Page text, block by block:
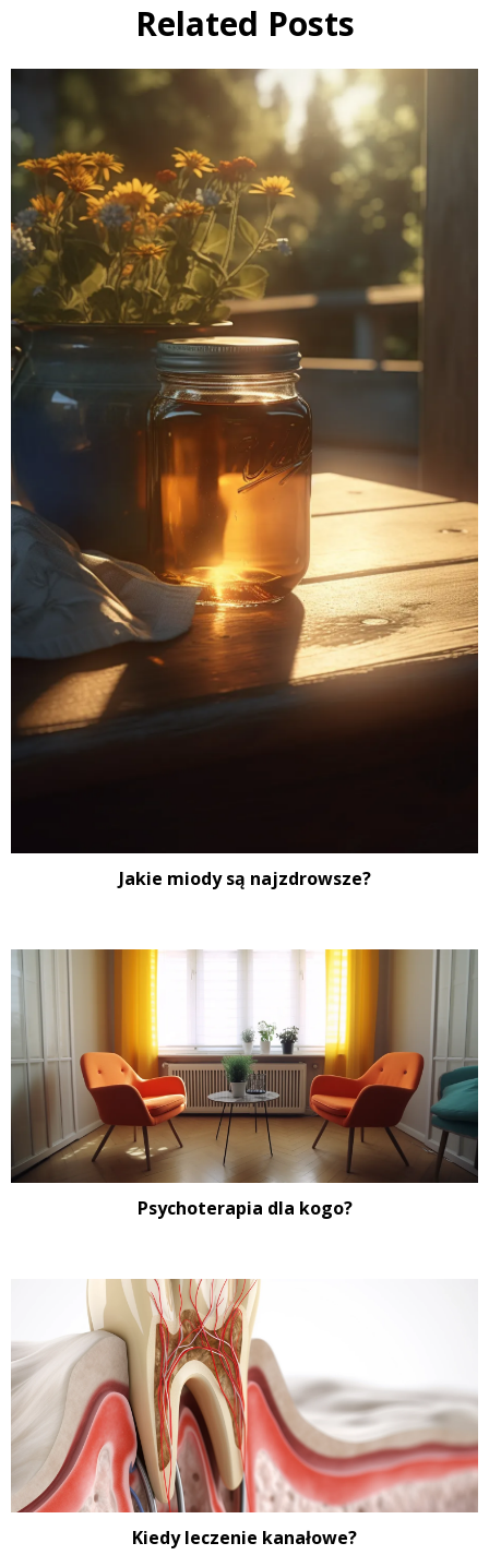
Related Posts
Jakie miody są najzdrowsze?
Psychoterapia dla kogo?
Kiedy leczenie kanałowe?